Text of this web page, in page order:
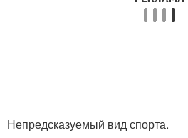
Непредсказуемый вид спорта.